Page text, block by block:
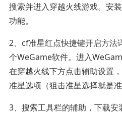
搜索并进入穿越火线游戏。安
功能。
2、cf准星红点快捷键开启方法
个WeGame软件。进入
在穿越火线下方点击辅助设置
准星选项（狙击准星选择就是准
3、搜索工具栏的辅助，下载安